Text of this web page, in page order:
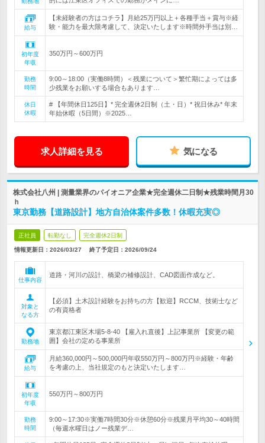
給与
【未経験者の方はコチラ】月給25万円以上＋各種手当＋賞与※経
験・能力を最大限考慮して、決定いたします※時間外手当は別…
初年度
年収
350万円～600万円
勤務
時間
9:00～18:00（実働8時間）＜残業について＞繁忙期によっては多
少残業をお願いする場合もあります…
休日
休暇
# 【年間休日125日】* 完全週休2日制（土・日）* 祝日休み* 年末
年始休暇（5日間）※2025…
求人詳細を見る 気になる
株式会社八州 | 測量業界のパイオニア企業★完全週休二日制★残業時間月30
ｈ
東京勤務【道路設計】地方自治体案件多数！休暇充実◎
正社員 転勤なし 完全週休2日制
情報更新日：2026/03/27 終了予定日： 2026/09/24
仕事内容
道路・河川の設計、橋梁の補修設計、CAD図面作成など。
対象と
なる方
【必須】土木設計経験をお持ちの方【歓迎】RCCM、技術士など
の有資格者
勤務地
東京都江東区木場5-8-40 【雇入れ直後】上記事業所 【変更の範
囲】会社の定める事業所
給与
月給360,000円～500,000円年収550万円～800万円※経験・年齢
を考慮の上、当社規定のもと決定いたします…
初年度
年収
550万円～800万円
勤務
時間
9:00～17:30※実働7時間30分※休憩60分※残業月平均30～40時間
（毎週水曜日はノー残業デ…